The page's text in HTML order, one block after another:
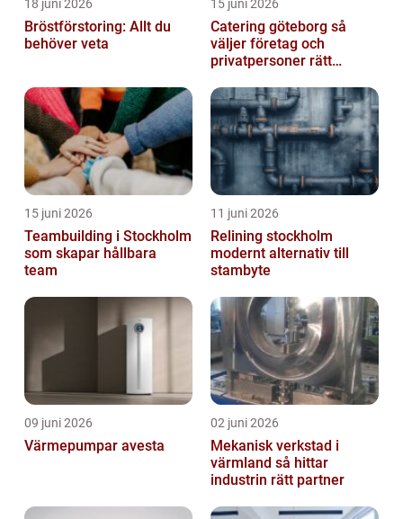
18 juni 2026
Bröstförstoring: Allt du
behöver veta
15 juni 2026
Catering göteborg så
väljer företag och
privatpersoner rätt
15 juni 2026
Teambuilding i Stockholm
som skapar hållbara
team
11 juni 2026
Relining stockholm
modernt alternativ till
stambyte
09 juni 2026
Värmepumpar avesta
02 juni 2026
Mekanisk verkstad i
värmland så hittar
industrin rätt partner